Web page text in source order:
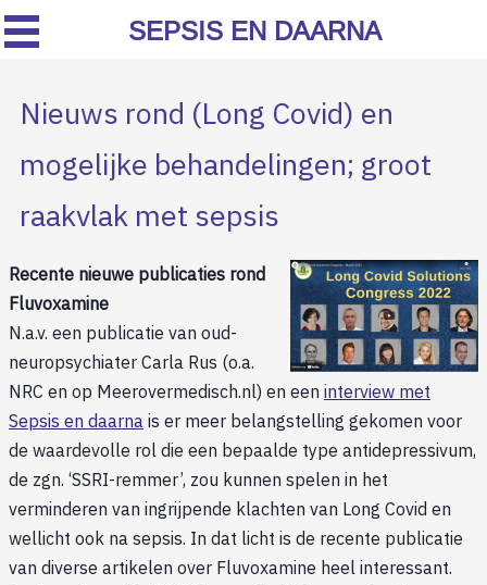
Nieuws rond (Long Covid) en
mogelijke behandelingen; groot
raakvlak met sepsis
Recente nieuwe publicaties rond
Fluvoxamine
N.a.v. een publicatie van oud-
neuropsychiater Carla Rus (o.a.
NRC en op Meerovermedisch.nl) en een interview met
Sepsis en daarna is er meer belangstelling gekomen voor
de waardevolle rol die een bepaalde type antidepressivum,
de zgn. ‘SSRI-remmer’, zou kunnen spelen in het
verminderen van ingrijpende klachten van Long Covid en
wellicht ook na sepsis. In dat licht is de recente publicatie
van diverse artikelen over Fluvoxamine heel interessant.
SEPSIS EN DAARNA